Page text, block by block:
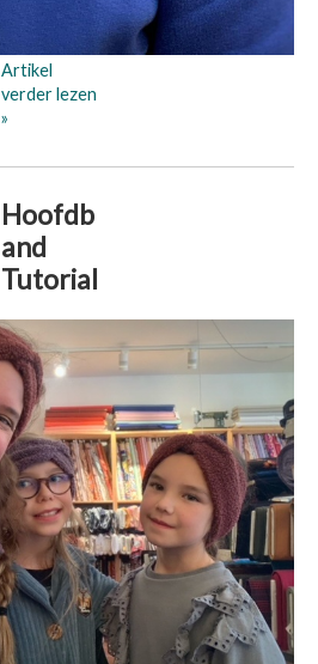
Artikel
verder lezen
»
Hoofdb
and
Tutorial